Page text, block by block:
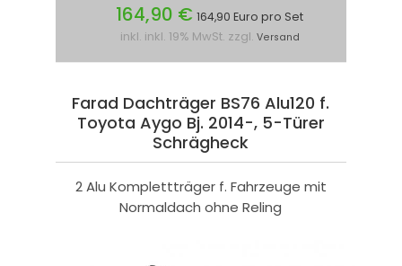
164,90 € 164,90 Euro pro Set
inkl. inkl. 19% MwSt. zzgl. Versand
Farad Dachträger BS76 Alu120 f.
Toyota Aygo Bj. 2014-, 5-Türer
Schrägheck
2 Alu Komplettträger f. Fahrzeuge mit
Normaldach ohne Reling